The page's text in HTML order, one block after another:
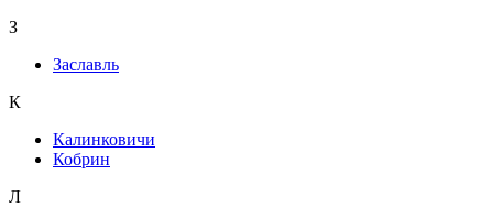
З
Заславль
К
Калинковичи
Кобрин
Л